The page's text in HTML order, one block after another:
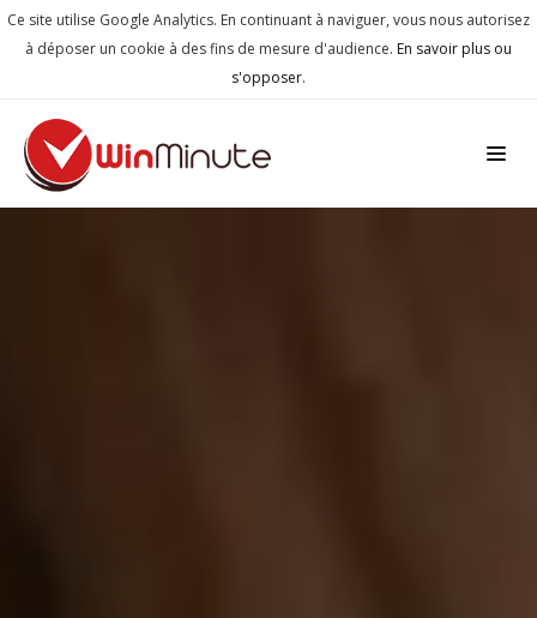
Ce site utilise Google Analytics. En continuant à naviguer, vous nous autorisez
à déposer un cookie à des fins de mesure d'audience. En savoir plus ou
s'opposer.